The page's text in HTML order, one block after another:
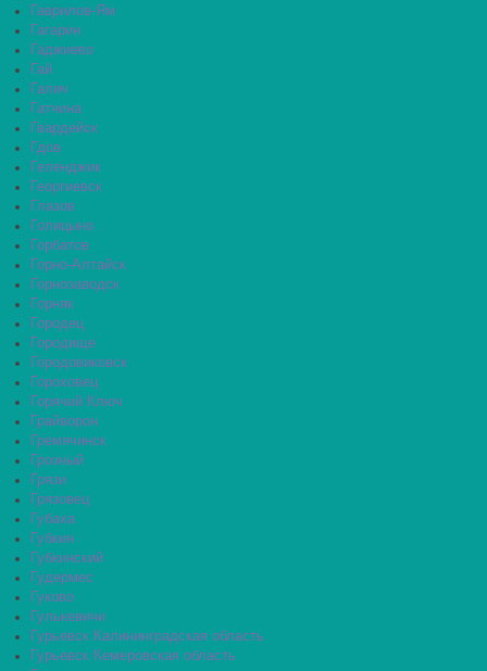
Гаврилов-Ям
Гагарин
Гаджиево
Гай
Галич
Гатчина
Гвардейск
Гдов
Геленджик
Георгиевск
Глазов
Голицыно
Горбатов
Горно-Алтайск
Горнозаводск
Горняк
Городец
Городище
Городовиковск
Гороховец
Горячий Ключ
Грайворон
Гремячинск
Грозный
Грязи
Грязовец
Губаха
Губкин
Губкинский
Гудермес
Гуково
Гулькевичи
Гурьевск Калининградская область
Гурьевск Кемеровская область